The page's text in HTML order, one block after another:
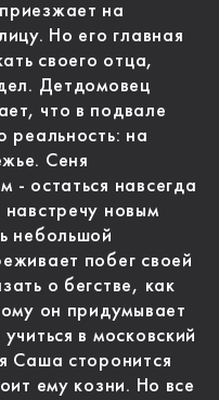
на
Но его главная
своего отца,
Детдомовец
что в подвале
реальность: на
Сеня
- остаться навсегда
новым
небольшой
побег своей
о бегстве, как
он придумывает
в московский
Саша сторонится
ему козни. Но все